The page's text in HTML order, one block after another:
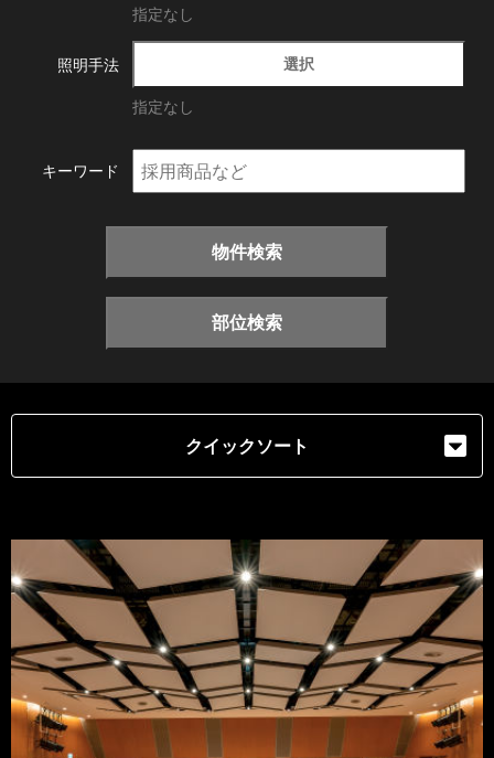
指定なし
照明手法 選択
指定なし
キーワード
物件検索
部位検索
クイックソート